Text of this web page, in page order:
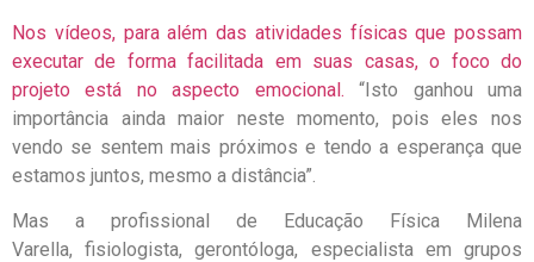
Nos vídeos, para além das atividades físicas que possam
executar de forma facilitada em suas casas, o foco do
projeto está no aspecto emocional. “Isto ganhou uma
importância ainda maior neste momento, pois eles nos
vendo se sentem mais próximos e tendo a esperança que
estamos juntos, mesmo a distância”.
Mas a profissional de Educação Física Milena
Varella, fisiologista, gerontóloga, especialista em grupos